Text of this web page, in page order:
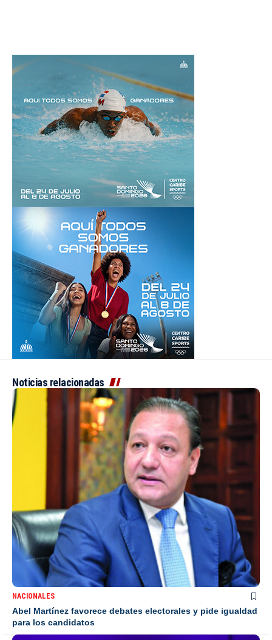
Noticias relacionadas
NACIONALES
Abel Martínez favorece debates electorales y pide igualdad
para los candidatos